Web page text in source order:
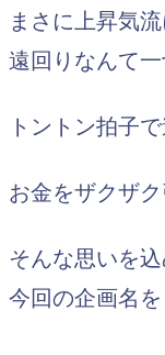
まさに上昇気
遠回りなんて
トントン拍子
お金をザクザ
そんな思いを
今回の企画名を